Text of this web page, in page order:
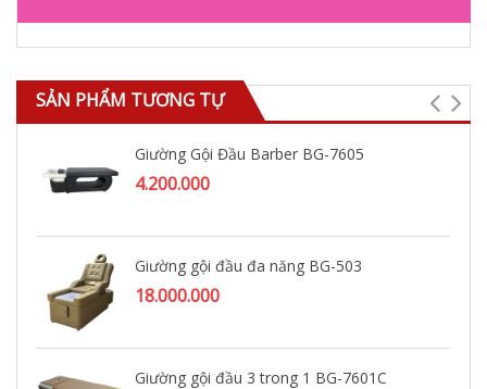
SẢN PHẨM TƯƠNG TỰ
Giường Gội Đầu Barber BG-7605
4.200.000
Giường gội đầu đa năng BG-503
18.000.000
Giường gội đầu 3 trong 1 BG-7601C